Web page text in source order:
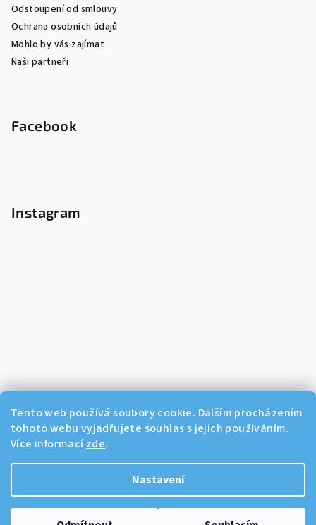
Tento web používá soubory cookie. Dalším procházením
tohoto webu vyjadřujete souhlas s jejich používáním.
Více informací zde.
Nastavení
Odstoupení od smlouvy
Ochrana osobních údajů
Mohlo by vás zajímat
Naši partneři
Facebook
Instagram
Sledovat na Instagramu